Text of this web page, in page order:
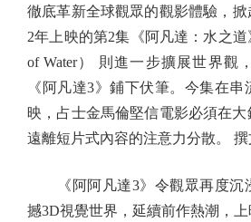
徹底革新全球觀眾的觀影體驗，掀
2年上映的第2集《阿凡達：水之道
of Water） 則進一步擴展世界觀
《阿凡達3》鋪下伏筆。今集在
映，占士金馬倫堅信電影必須在大
遠離短片式內容的注意力分散。
《阿阿凡達3》令觀眾再度沉
撼3D視覺世界，延續前作熱潮，